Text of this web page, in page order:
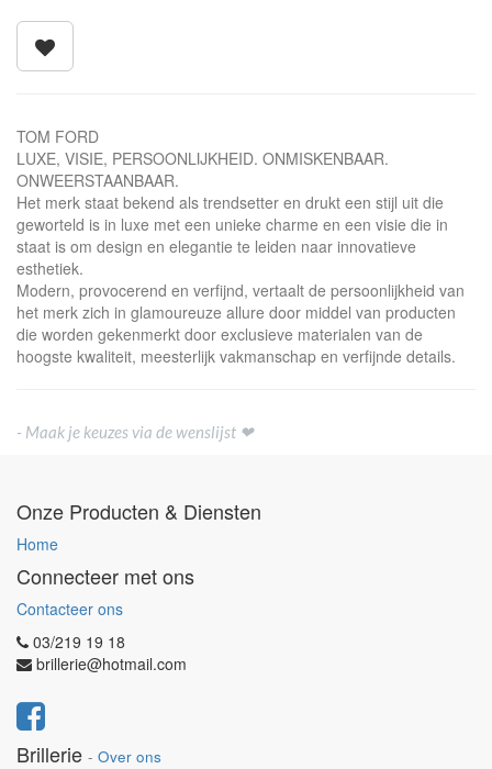
TOM FORD
LUXE, VISIE, PERSOONLIJKHEID. ONMISKENBAAR.
ONWEERSTAANBAAR.
Het merk staat bekend als trendsetter en drukt een stijl uit die
geworteld is in luxe met een unieke charme en een visie die in
staat is om design en elegantie te leiden naar innovatieve
esthetiek.
Modern, provocerend en verfijnd, vertaalt de persoonlijkheid van
het merk zich in glamoureuze allure door middel van producten
die worden gekenmerkt door exclusieve materialen van de
hoogste kwaliteit, meesterlijk vakmanschap en verfijnde details.
- Maak je keuzes via de wenslijst ❤
Onze Producten & Diensten
Home
Connecteer met ons
Contacteer ons
03/219 19 18
brillerie@hotmail.com
Brillerie - Over ons